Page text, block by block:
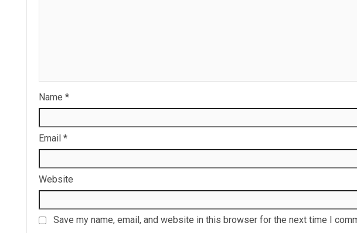
Name *
Email *
Website
Save my name, email, and website in this browser for the next time I